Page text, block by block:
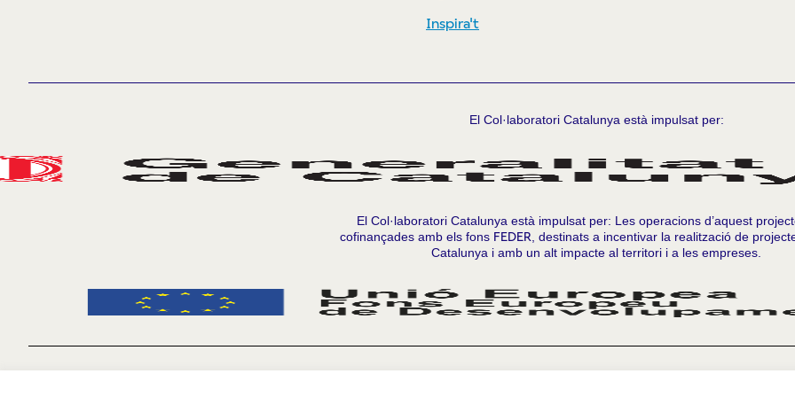
Inspira't
El Col·laboratori Catalunya està impulsat per:
El Col·laboratori Catalunya està impulsat per: Les operacions d’aquest
cofinançades amb els fons FEDER , destinats a incentivar la realització de
Catalunya i amb un alt impacte al territori i a les empreses.